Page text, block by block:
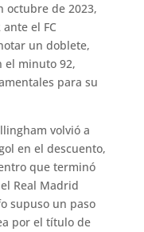
octubre de 2023,
el FC
un doblete,
el minuto 92,
para su
volvió a
en el descuento,
que terminó
Real Madrid
supuso un paso
por el título de